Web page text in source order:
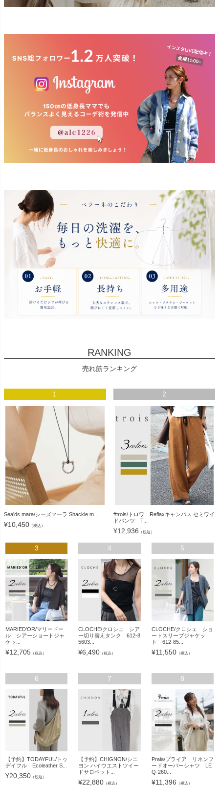
RANKING
売れ筋ランキング
1
Sea'ds mara/シーズマーラ Shackle m...
¥10,450 （税込）
2
#trois/トロワ Reflaxキャンバス セミワイ
ドパンツ T...
¥12,936 （税込）
3
MARIED'OR/マリードー
ル シアーショートジャ
ケッ...
¥12,705 （税込）
4
CLOCHE/クロシェ シア
ー切り替えタンク 612-8
5603...
¥6,490 （税込）
5
CLOCHE/クロシェ ショ
ートスリーブジャケッ
ト 612-85...
¥11,550（税込）
6
【予約】TODAYFUL/トゥ
デイフル Ecoleather S...
¥20,350 （税込）
7
【予約】CHIGNON/シニ
ヨン ハイウエストツイー
ドサロペット...
¥22,880 （税込）
8
Praia/プライア リネンフ
ードオーバーシャツ LE
Q-260...
¥11,396 （税込）